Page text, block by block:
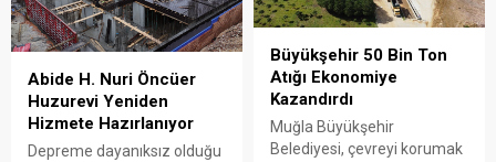
Abide H. Nuri Öncüer
Huzurevi Yeniden
Hizmete Hazırlanıyor
Depreme dayanıksız olduğu
Büyükşehir 50 Bin Ton
Atığı Ekonomiye
Kazandırdı
Muğla Büyükşehir
Belediyesi, çevreyi korumak